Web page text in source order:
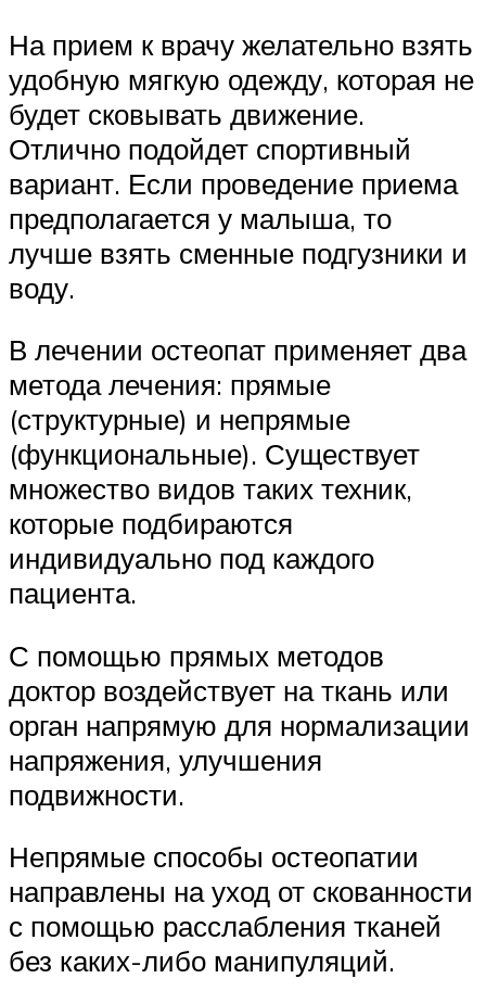
На прием к врачу желательно взять
удобную мягкую одежду, которая не
будет сковывать движение.
Отлично подойдет спортивный
вариант. Если проведение приема
предполагается у малыша, то
лучше взять сменные подгузники и
воду.
В лечении остеопат применяет два
метода лечения: прямые
(структурные) и непрямые
(функциональные). Существует
множество видов таких техник,
которые подбираются
индивидуально под каждого
пациента.
С помощью прямых методов
доктор воздействует на ткань или
орган напрямую для нормализации
напряжения, улучшения
подвижности.
Непрямые способы остеопатии
направлены на уход от скованности
с помощью расслабления тканей
без каких-либо манипуляций.